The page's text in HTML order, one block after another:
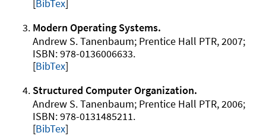
BibTex
Modern Operating Systems
Andrew S. Tanenbaum Prentice Hall PTR 2007
978-0136006633.
[BibTex]
Structured Computer Organization
Andrew S. Tanenbaum Prentice Hall PTR 2006
978-0131485211.
[BibTex]